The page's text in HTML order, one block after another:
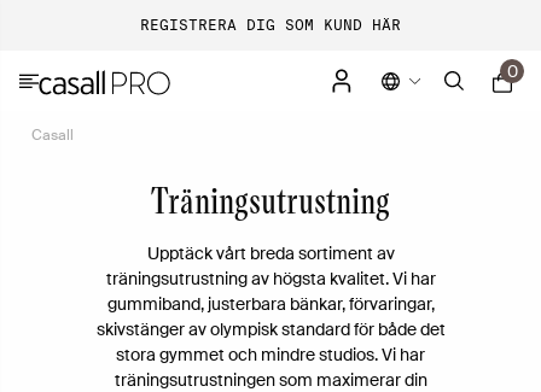
REGISTRERA DIG SOM KUND HÄR
0
Casall
Träningsutrustning
Upptäck vårt breda sortiment av
träningsutrustning av högsta kvalitet. Vi har
gummiband, justerbara bänkar, förvaringar,
skivstänger av olympisk standard för både det
stora gymmet och mindre studios. Vi har
träningsutrustningen som maximerar din